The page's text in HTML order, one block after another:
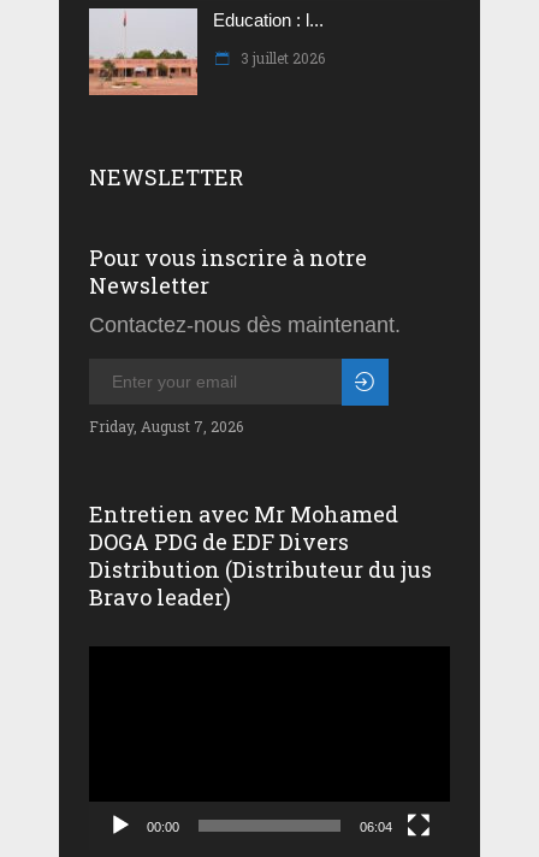
Education : l...
3 juillet 2026
NEWSLETTER
Pour vous inscrire à notre
Newsletter
Contactez-nous dès maintenant.
Friday, August 7, 2026
Entretien avec Mr Mohamed
DOGA PDG de EDF Divers
Distribution (Distributeur du jus
Bravo leader)
00:00 06:04